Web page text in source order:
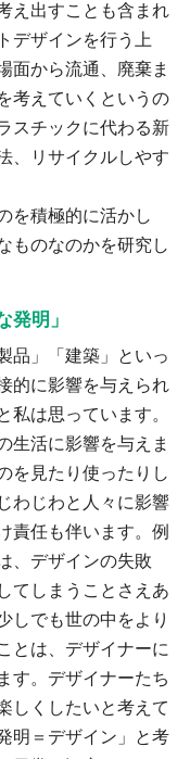
え出すことも含まれ
デザインを行う上
面から流通、廃棄ま
考えていくというの
スチックに代わる新
、リサイクルしやす
を積極的に活かし
ものなのかを研究し
発明」
品」「建築」といっ
的に影響を与えられ
私は思っています。
生活に影響を与えま
を見たり使ったりし
わじわと人々に影響
責任も伴います。例
、デザインの失敗
てしまうことさえあ
しでも世の中をより
とは、デザイナーに
す。デザイナーたち
しくしたいと考えて
明＝デザイン」と考